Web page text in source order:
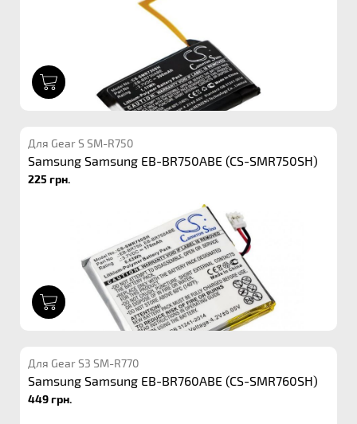
Для Gear S SM-R750
Samsung Samsung EB-BR750ABE (CS-SMR750SH)
225 грн.
Для Gear S3 SM-R770
Samsung Samsung EB-BR760ABE (CS-SMR760SH)
449 грн.